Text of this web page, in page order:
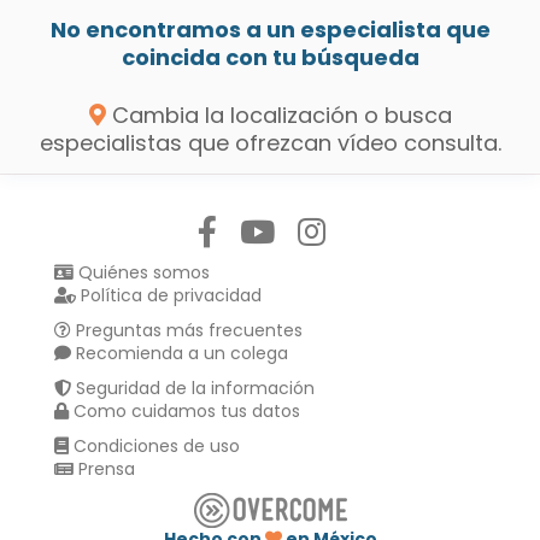
No encontramos a un especialista que
coincida con tu búsqueda
Cambia la localización o busca
especialistas que ofrezcan vídeo consulta.
Quiénes somos
Política de privacidad
Preguntas más frecuentes
Recomienda a un colega
Seguridad de la información
Como cuidamos tus datos
Condiciones de uso
Prensa